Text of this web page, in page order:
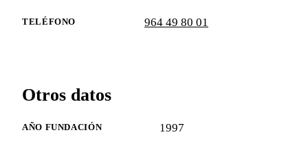
TELÉFONO 964 49 80 01
Otros datos
AÑO FUNDACIÓN 1997